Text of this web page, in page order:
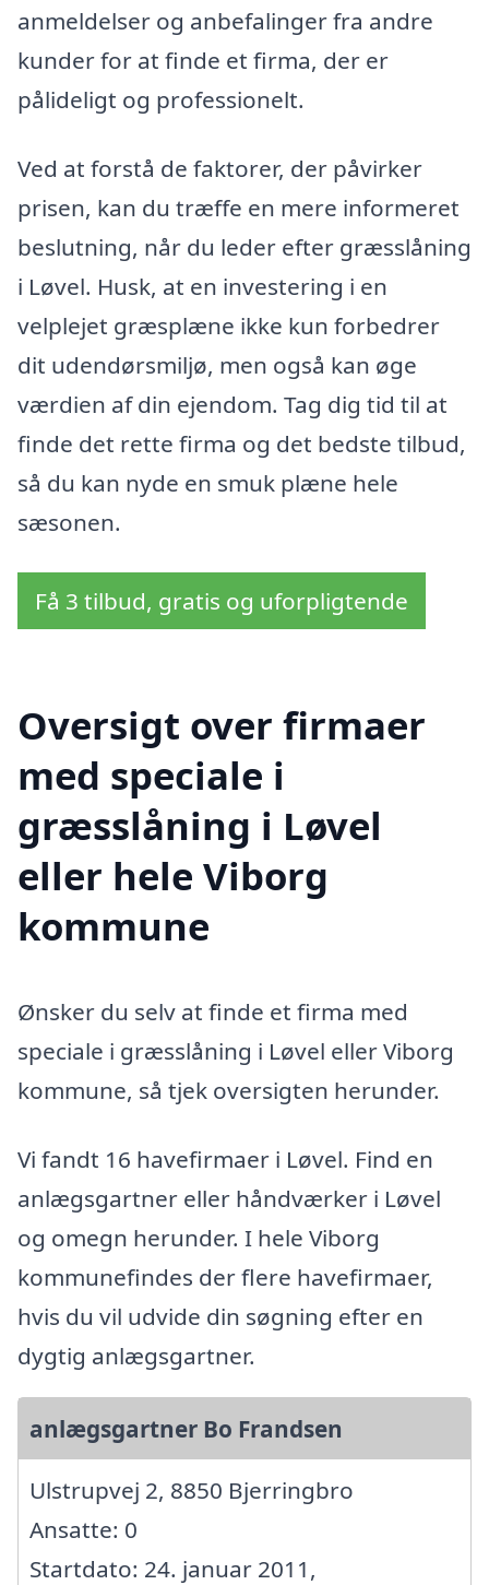
anmeldelser og anbefalinger fra andre
kunder for at finde et firma, der er
pålideligt og professionelt.
Ved at forstå de faktorer, der påvirker
prisen, kan du træffe en mere informeret
beslutning, når du leder efter græsslåning
i Løvel. Husk, at en investering i en
velplejet græsplæne ikke kun forbedrer
dit udendørsmiljø, men også kan øge
værdien af din ejendom. Tag dig tid til at
finde det rette firma og det bedste tilbud,
så du kan nyde en smuk plæne hele
sæsonen.
Få 3 tilbud, gratis og uforpligtende
Oversigt over firmaer
med speciale i
græsslåning i Løvel
eller hele Viborg
kommune
Ønsker du selv at finde et firma med
speciale i græsslåning i Løvel eller Viborg
kommune, så tjek oversigten herunder.
Vi fandt 16 havefirmaer i Løvel. Find en
anlægsgartner eller håndværker i Løvel
og omegn herunder. I hele Viborg
kommunefindes der flere havefirmaer,
hvis du vil udvide din søgning efter en
dygtig anlægsgartner.
anlægsgartner Bo Frandsen
Ulstrupvej 2, 8850 Bjerringbro
Ansatte: 0
Startdato: 24. januar 2011,